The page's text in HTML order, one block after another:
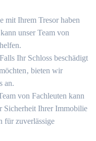
mit Ihrem Tresor haben
unser Team von
Falls Ihr Schloss beschädigt
bieten wir
an.​
von Fachleuten kann
Sicherheit Ihrer Immobilie
für zuverlässige